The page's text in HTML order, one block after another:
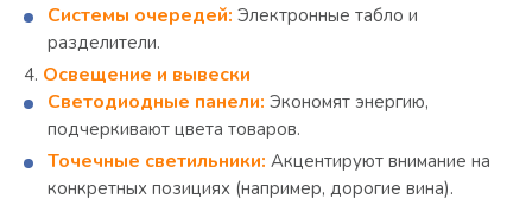
Системы очередей: Электронные табло и
разделители.
Освещение и вывески
Светодиодные панели: Экономят энергию,
подчеркивают цвета товаров.
Точечные светильники: Акцентируют внимание на
конкретных позициях (например, дорогие вина).